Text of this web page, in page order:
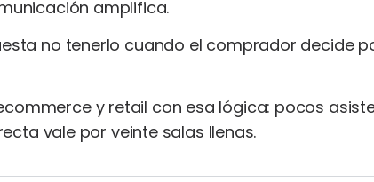
amplifica.
no tenerlo cuando el comprador decide
y retail con esa lógica: pocos
vale por veinte salas llenas.